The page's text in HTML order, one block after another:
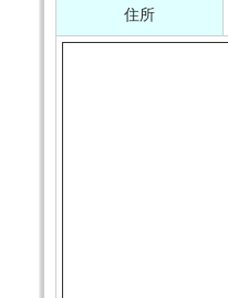
住所